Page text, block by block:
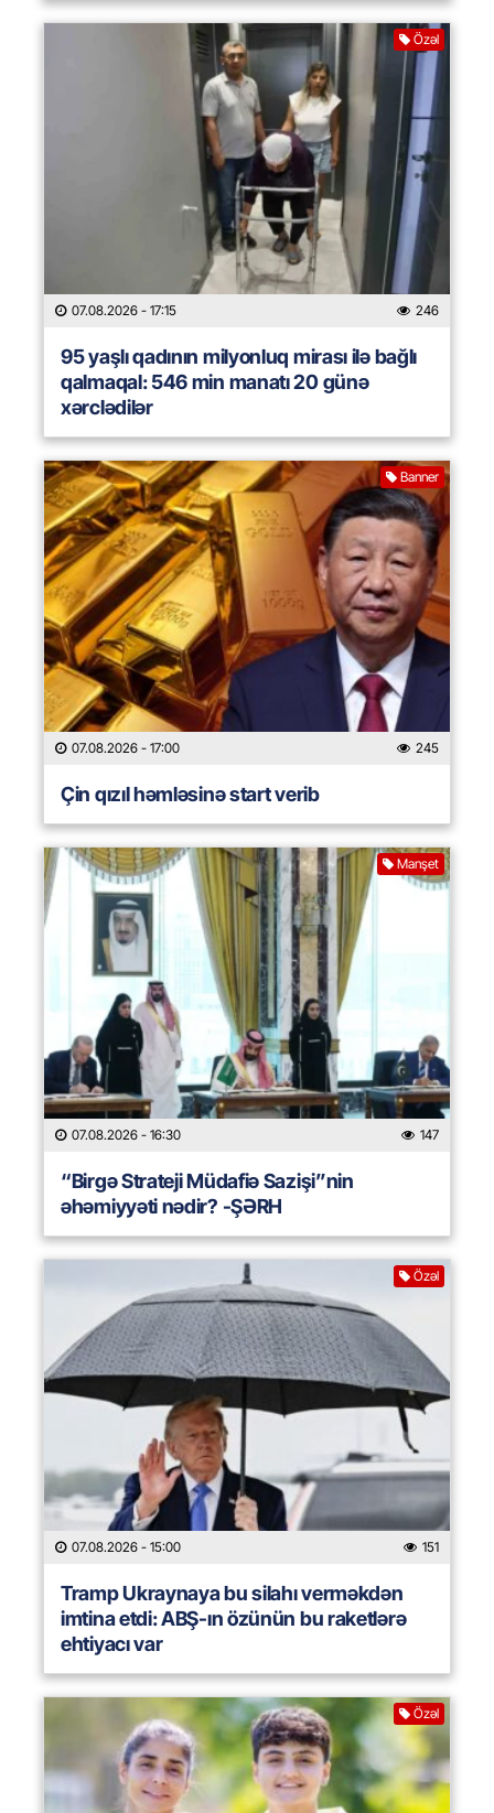
Özəl
07.08.2026 - 17:15 246
95 yaşlı qadının milyonluq mirası ilə bağlı
qalmaqal: 546 min manatı 20 günə
xərclədilər
Banner
07.08.2026 - 17:00 245
Çin qızıl həmləsinə start verib
Manşet
07.08.2026 - 16:30 147
“Birgə Strateji Müdafiə Sazişi”nin
əhəmiyyəti nədir? -ŞƏRH
Özəl
07.08.2026 - 15:00 151
Tramp Ukraynaya bu silahı verməkdən
imtina etdi: ABŞ-ın özünün bu raketlərə
ehtiyacı var
Özəl